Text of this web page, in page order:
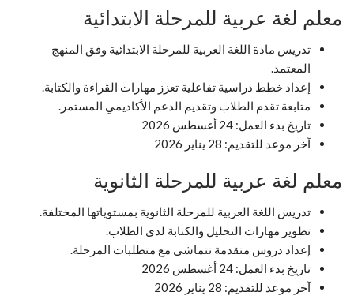
معلم لغة عربية للمرحلة الابتدائية
تدريس مادة اللغة العربية للمرحلة الابتدائية وفق المنهج
المعتمد.
إعداد خطط دراسية تفاعلية تعزز مهارات القراءة والكتابة.
متابعة تقدم الطلاب وتقديم الدعم الأكاديمي المستمر.
تاريخ بدء العمل: 24 أغسطس 2026
آخر موعد للتقديم: 28 يناير 2026
معلم لغة عربية للمرحلة الثانوية
تدريس اللغة العربية للمرحلة الثانوية بمستوياتها المختلفة.
تطوير مهارات التحليل والكتابة لدى الطلاب.
إعداد دروس متقدمة تتماشى مع متطلبات المرحلة.
تاريخ بدء العمل: 24 أغسطس 2026
آخر موعد للتقديم: 28 يناير 2026